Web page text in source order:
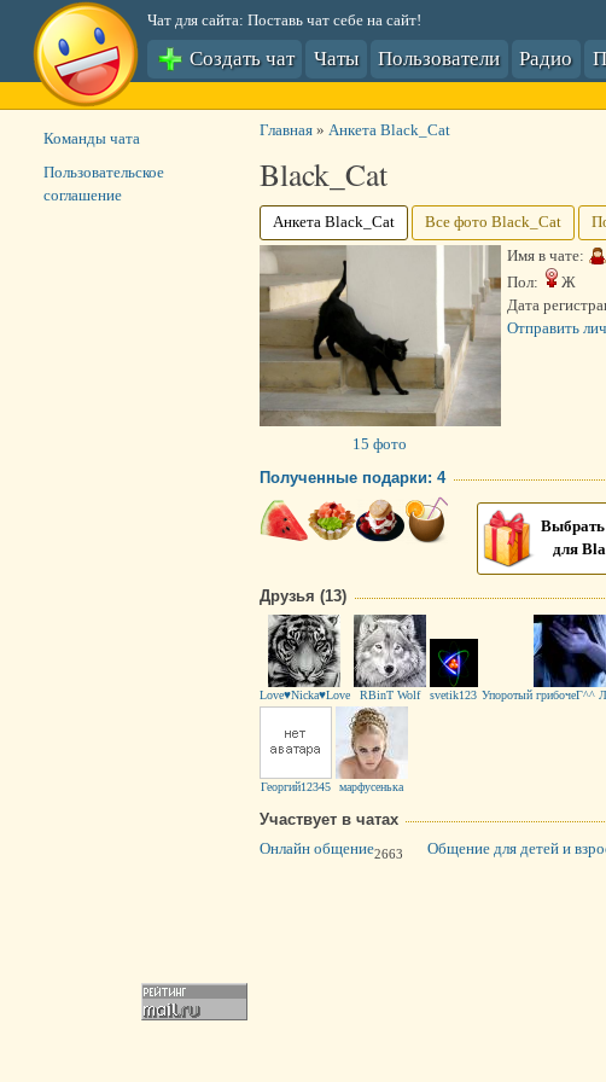
Чат для сайта: Поставь чат себе на сайт!
Создать чат Чаты Пользователи Радио
Главная» Анкета Black_Cat
Black_Cat
Анкета Black_Cat Все фото Black_Cat
15 фото
Имя в чате:
Пол:
Ж
Дата
Отправить
Полученные подарки: 4
Выбрать
для
Друзья (13)
Love♥Nicka♥Love RBinT Wolf svetik123 Упоротый
Георгий12345 марфусенька
Участвует в чатах
Oнлайн общение2663 Общение для детей и
Команды чата
Пользовательское
соглашение